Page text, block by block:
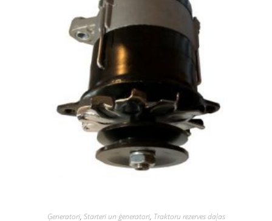
Ģeneratori, Starteri un ģeneratori, Traktoru rezerves daļas